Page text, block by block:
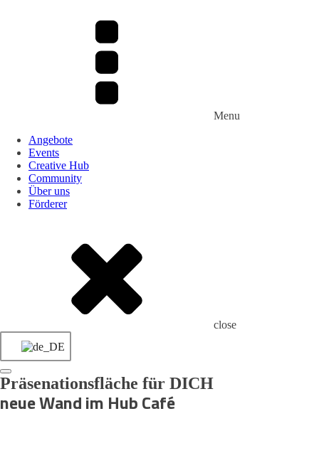
Menu
Angebote
Events
Creative Hub
Community
Über uns
Förderer
close
Präsenationsfläche für DICH
neue Wand im Hub Café